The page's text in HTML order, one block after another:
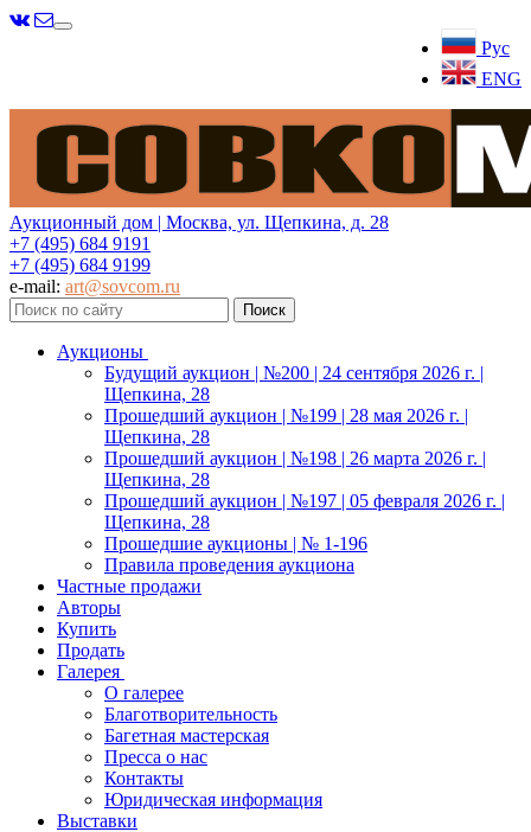
Рус
ENG
Меню
Аукционный дом | Москва, ул. Щепкина, д. 28
+7 (495) 684 9191
+7 (495) 684 9199
e-mail: art@sovcom.ru
Аукционы
Будущий аукцион | №200 | 24 сентября 2026 г. |
Щепкина, 28
Прошедший аукцион | №199 | 28 мая 2026 г. |
Щепкина, 28
Прошедший аукцион | №198 | 26 марта 2026 г. |
Щепкина, 28
Прошедший аукцион | №197 | 05 февраля 2026 г. |
Щепкина, 28
Прошедшие аукционы | № 1-196
Правила проведения аукциона
Частные продажи
Авторы
Купить
Продать
Галерея
О галерее
Благотворительность
Багетная мастерская
Пресса о нас
Контакты
Юридическая информация
Выставки